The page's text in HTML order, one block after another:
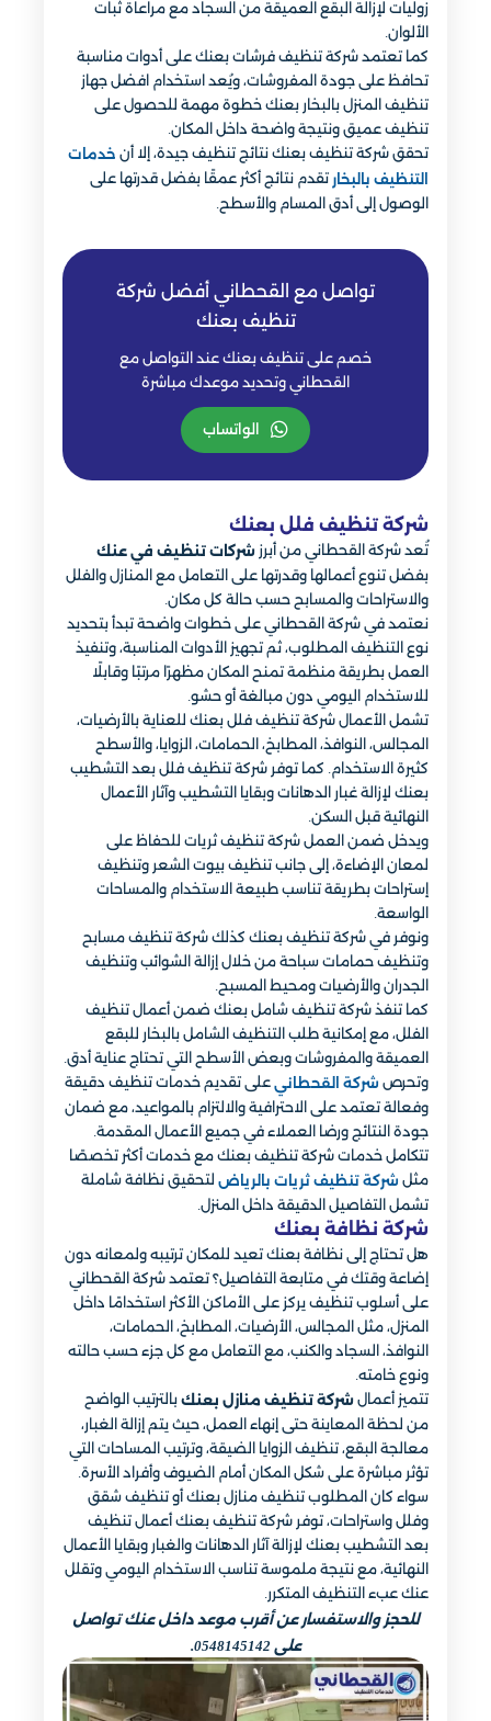
زوليات لإزالة البقع العميقة من السجاد مع مراعاة ثبات
الألوان.
كما تعتمد شركة تنظيف فرشات بعنك على أدوات مناسبة
تحافظ على جودة المفروشات، ويُعد استخدام افضل جهاز
تنظيف المنزل بالبخار بعنك خطوة مهمة للحصول على
تنظيف عميق ونتيجة واضحة داخل المكان.
تحقق شركة تنظيف بعنك نتائج تنظيف جيدة، إلا أن خدمات
التنظيف بالبخار تقدم نتائج أكثر عمقًا بفضل قدرتها على
الوصول إلى أدق المسام والأسطح.
تواصل مع القحطاني أفضل شركة
تنظيف بعنك
خصم على تنظيف بعنك عند التواصل مع
القحطاني وتحديد موعدك مباشرة
الواتساب
شركة تنظيف فلل بعنك
تُعد شركة القحطاني من أبرز شركات تنظيف في عنك
بفضل تنوع أعمالها وقدرتها على التعامل مع المنازل والفلل
والاستراحات والمسابح حسب حالة كل مكان.
نعتمد في شركة القحطاني على خطوات واضحة تبدأ بتحديد
نوع التنظيف المطلوب، ثم تجهيز الأدوات المناسبة، وتنفيذ
العمل بطريقة منظمة تمنح المكان مظهرًا مرتبًا وقابلًا
للاستخدام اليومي دون مبالغة أو حشو.
تشمل الأعمال شركة تنظيف فلل بعنك للعناية بالأرضيات،
المجالس، النوافذ، المطابخ، الحمامات، الزوايا، والأسطح
كثيرة الاستخدام. كما توفر شركة تنظيف فلل بعد التشطيب
بعنك لإزالة غبار الدهانات وبقايا التشطيب وآثار الأعمال
النهائية قبل السكن.
ويدخل ضمن العمل شركة تنظيف ثريات للحفاظ على
لمعان الإضاءة، إلى جانب تنظيف بيوت الشعر وتنظيف
إستراحات بطريقة تناسب طبيعة الاستخدام والمساحات
الواسعة.
ونوفر في شركة تنظيف بعنك كذلك شركة تنظيف مسابح
وتنظيف حمامات سباحة من خلال إزالة الشوائب وتنظيف
الجدران والأرضيات ومحيط المسبح.
كما تنفذ شركة تنظيف شامل بعنك ضمن أعمال تنظيف
الفلل، مع إمكانية طلب التنظيف الشامل بالبخار للبقع
العميقة والمفروشات وبعض الأسطح التي تحتاج عناية أدق.
وتحرص شركة القحطاني على تقديم خدمات تنظيف دقيقة
وفعالة تعتمد على الاحترافية والالتزام بالمواعيد، مع ضمان
جودة النتائج ورضا العملاء في جميع الأعمال المقدمة.
تتكامل خدمات شركة تنظيف بعنك مع خدمات أكثر تخصصًا
مثل شركة تنظيف ثريات بالرياض لتحقيق نظافة شاملة
تشمل التفاصيل الدقيقة داخل المنزل.
شركة نظافة بعنك
هل تحتاج إلى نظافة بعنك تعيد للمكان ترتيبه ولمعانه دون
إضاعة وقتك في متابعة التفاصيل؟ تعتمد شركة القحطاني
على أسلوب تنظيف يركز على الأماكن الأكثر استخدامًا داخل
المنزل، مثل المجالس، الأرضيات، المطابخ، الحمامات،
النوافذ، السجاد والكنب، مع التعامل مع كل جزء حسب حالته
ونوع خامته.
تتميز أعمال شركة تنظيف منازل بعنك بالترتيب الواضح
من لحظة المعاينة حتى إنهاء العمل، حيث يتم إزالة الغبار،
معالجة البقع، تنظيف الزوايا الضيقة، وترتيب المساحات التي
تؤثر مباشرة على شكل المكان أمام الضيوف وأفراد الأسرة.
سواء كان المطلوب تنظيف منازل بعنك أو تنظيف شقق
وفلل واستراحات، توفر شركة تنظيف بعنك أعمال تنظيف
بعد التشطيب بعنك لإزالة آثار الدهانات والغبار وبقايا الأعمال
النهائية، مع نتيجة ملموسة تناسب الاستخدام اليومي وتقلل
عنك عبء التنظيف المتكرر.
للحجز والاستفسار عن أقرب موعد داخل عنك تواصل
على 0548145142.